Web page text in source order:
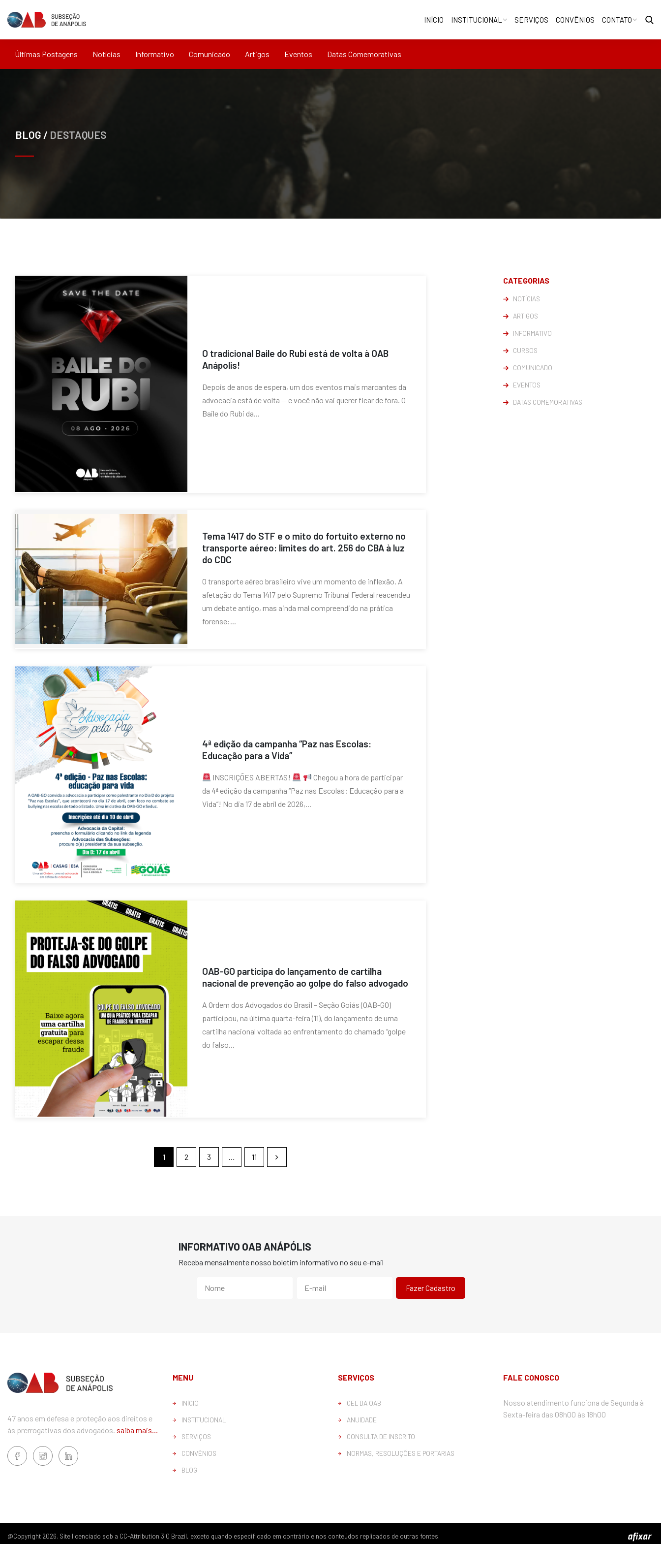
INÍCIO INSTITUCIONAL SERVIÇOS CONVÊNIOS CONTATO
Últimas Postagens Notícias Informativo Comunicado Artigos Eventos Datas Comemorativas
BLOG / DESTAQUES
O tradicional Baile do Rubi está de volta à OAB
Anápolis!
Depois de anos de espera, um dos eventos mais marcantes da
advocacia está de volta — e você não vai querer ficar de fora. O
Baile do Rubi da...
Tema 1417 do STF e o mito do fortuito externo no
transporte aéreo: limites do art. 256 do CBA à luz
do CDC
O transporte aéreo brasileiro vive um momento de inflexão. A
afetação do Tema 1417 pelo Supremo Tribunal Federal reacendeu
um debate antigo, mas ainda mal compreendido na prática
forense:...
4ª edição da campanha “Paz nas Escolas:
Educação para a Vida”
INSCRIÇÕES ABERTAS!
Chegou a hora de participar
da 4ª edição da campanha “Paz nas Escolas: Educação para a
Vida”! No dia 17 de abril de 2026,...
OAB-GO participa do lançamento de cartilha
nacional de prevenção ao golpe do falso advogado
A Ordem dos Advogados do Brasil – Seção Goiás (OAB-GO)
participou, na última quarta-feira (11), do lançamento de uma
cartilha nacional voltada ao enfrentamento do chamado “golpe
do falso...
1 2 3 … 11
CATEGORIAS
NOTÍCIAS
ARTIGOS
INFORMATIVO
CURSOS
COMUNICADO
EVENTOS
DATAS COMEMORATIVAS
INFORMATIVO OAB ANÁPÓLIS
Receba mensalmente nosso boletim informativo no seu e-mail
47 anos em defesa e proteção aos direitos e
às prerrogativas dos advogados. saiba mais...
MENU
INÍCIO
INSTITUCIONAL
SERVIÇOS
CONVÊNIOS
BLOG
SERVIÇOS
CEL DA OAB
ANUIDADE
CONSULTA DE INSCRITO
NORMAS, RESOLUÇÕES E PORTARIAS
FALE CONOSCO
Nosso atendimento funciona de Segunda à
Sexta-feira das 08h00 às 18h00
@Copyright 2026. Site licenciado sob a CC-Attribution 3.0 Brazil, exceto quando especificado em contrário e nos conteúdos replicados de outras fontes.